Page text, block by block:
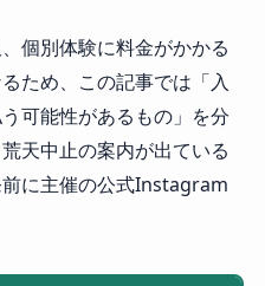
個別体験に料金がかかる
ため、この記事では「入
可能性があるもの」を分
天中止の案内が出ている
に主催の公式Instagram